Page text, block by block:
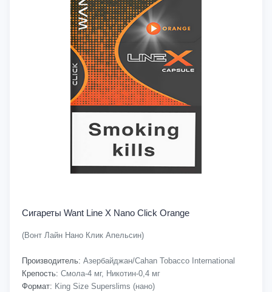
Сигареты Want Line X Nano Click Orange
(Вонт Лайн Нано Клик Апельсин)
Производитель: Азербайджан/Cahan Tobacco International
Крепость: Смола-4 мг, Никотин-0,4 мг
Формат: King Size Superslims (нано)